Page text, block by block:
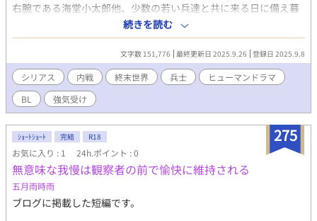
右腕である海堂小太郎他、少数の若い兵達と共に来る日に備え暮
らしていた。 しかし、突然司令部からＧ04地区に派遣された一
人の兵、佐伯雄介の存在が、組織の均衡を徐々に食い荒らしなが
ら、悍ましい内戦の真実を明らかにしていく。 野菜を届けにく
る老婆、子供を求める女、拳を振り上げる若者達──この戦争
は、一体誰の為のものなのか。
続きを読む
文字数 151,776 最終更新日 2025.9.26 登録日 2025.9.8
シリアス 内戦 終末世界 兵士
ヒューマンドラマ
BL
強気受け
275
ｼｮｰﾄｼｮｰﾄ 完結 R18
お気に入り : 1 24h.ポイント : 0
無意味な我慢は観察者の前で愉快に維持される
五月雨時雨
ブログに掲載した短編です。